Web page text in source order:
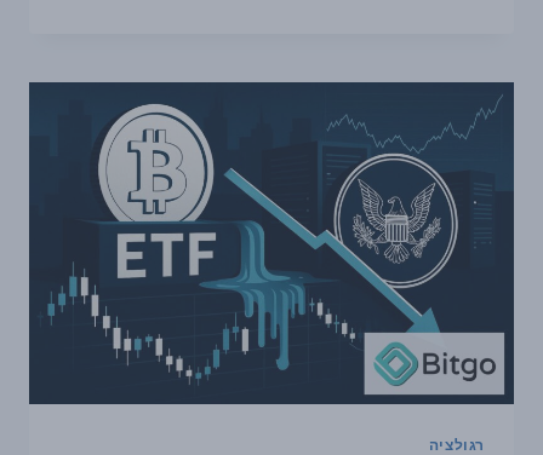
בקצה
הנמוך
של
צריכת
האנרגיה
במנגנוני
POS
רגולציה